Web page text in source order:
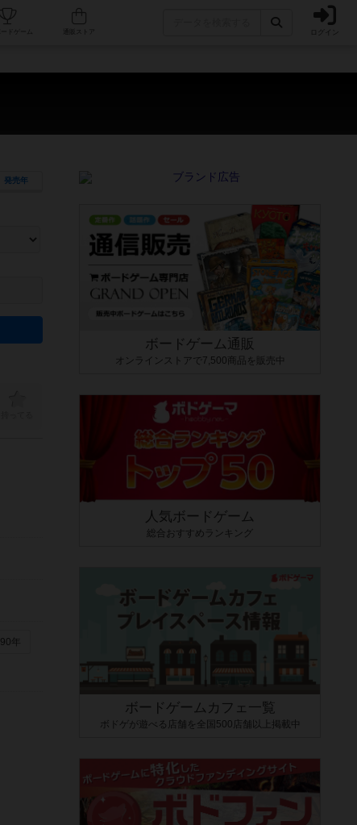
人気ボードゲーム ログイン
発売年
。マニュアルを読む時間や参加者へのルール説明時間は含まれていないため、初めて
よう、中世ファンタジー・クッキング・海賊同士の対決など、ゲームコンセプトを絞
ードゲームに慣れている方向けの絞込機能です。例えば「ダイスロール」はランダ
年
ボードゲーム通販
オンラインストアで7,500商品を販売中
人気ボードゲーム
総合おすすめランキング
ボードゲームカフェ一覧
ボドゲが遊べる店舗を全国500店舗以上掲載中